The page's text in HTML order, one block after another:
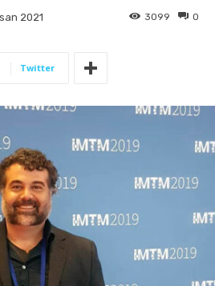
2021 0
3099
Twitter